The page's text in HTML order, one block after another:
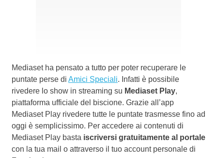
Mediaset ha pensato a tutto per poter recuperare le
puntate perse di Amici Speciali. Infatti è possibile
rivedere lo show in streaming su Mediaset Play,
piattaforma ufficiale del biscione. Grazie all’app
Mediaset Play rivedere tutte le puntate trasmesse fino ad
oggi è semplicissimo. Per accedere ai contenuti di
Mediaset Play basta iscriversi gratuitamente al portale
con la tua mail o attraverso il tuo account personale di